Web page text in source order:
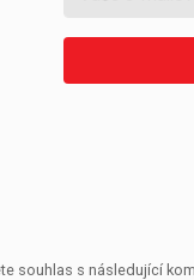
souhlas s následující